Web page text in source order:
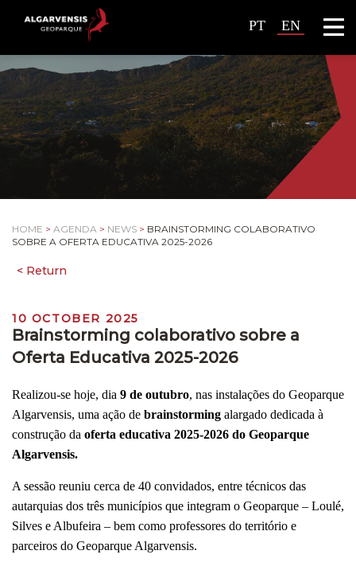
PT EN
HOME > AGENDA > NEWS > BRAINSTORMING COLABORATIVO
SOBRE A OFERTA EDUCATIVA 2025-2026
10 OCTOBER 2025
Brainstorming colaborativo sobre a
Oferta Educativa 2025-2026
Realizou-se hoje, dia 9 de outubro, nas instalações do Geoparque
Algarvensis, uma ação de brainstorming alargado dedicada à
construção da oferta educativa 2025-2026 do Geoparque
Algarvensis.
A sessão reuniu cerca de 40 convidados, entre técnicos das
autarquias dos três municípios que integram o Geoparque – Loulé,
Silves e Albufeira – bem como professores do território e
parceiros do Geoparque Algarvensis.